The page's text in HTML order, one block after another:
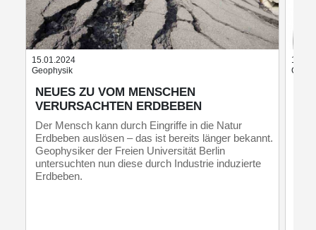
15.01.2024
Geophysik
NEUES ZU VOM MENSCHEN
VERURSACHTEN ERDBEBEN
Der Mensch kann durch Eingriffe in die Natur
Erdbeben auslösen – das ist bereits länger bekannt.
Geophysiker der Freien Universität Berlin
untersuchten nun diese durch Industrie induzierte
Erdbeben.